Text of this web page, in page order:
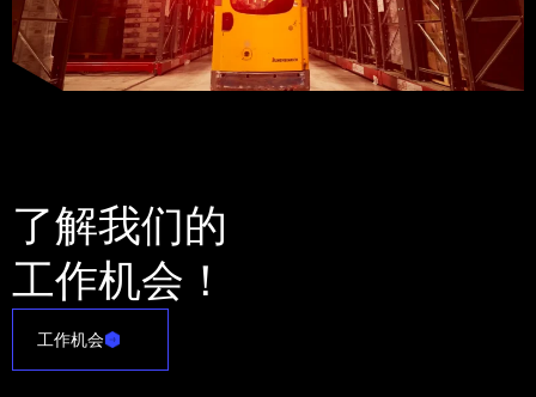
了解我们的
工作机会！
工作机会